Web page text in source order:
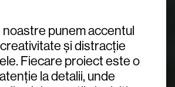
punem accentul
și distracție
Fiecare proiect este o
la detalii, unde